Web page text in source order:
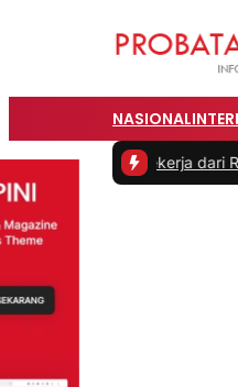
NASIONAL
saat Bekerja dari Rumah|#2